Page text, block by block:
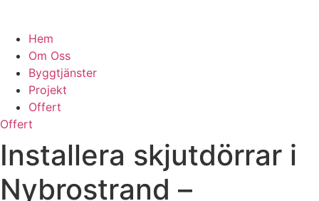
Hem
Om Oss
Byggtjänster
Projekt
Offert
Offert
Installera skjutdörrar i
Nybrostrand –